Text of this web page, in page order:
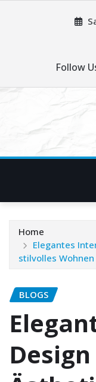
Follow
Home
Elegantes
stilvolles Wohnen
BLOGS